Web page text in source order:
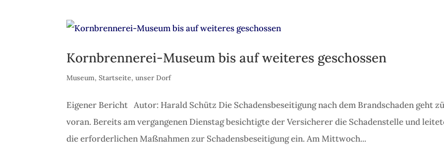
Kornbrennerei-Museum bis auf weiteres geschossen
Museum,Startseite,unser Dorf
Eigener Bericht Autor: Harald Schütz Die Schadensbeseitigung nach dem Brandschaden geht
voran. Bereits am vergangenen Dienstag besichtigte der Versicherer die Schadenstelle und
die erforderlichen Maßnahmen zur Schadensbeseitigung ein. Am Mittwoch...